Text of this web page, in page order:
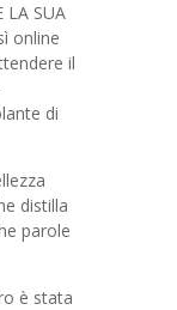
LA SUA
online
il
di
distilla
parole
è stata